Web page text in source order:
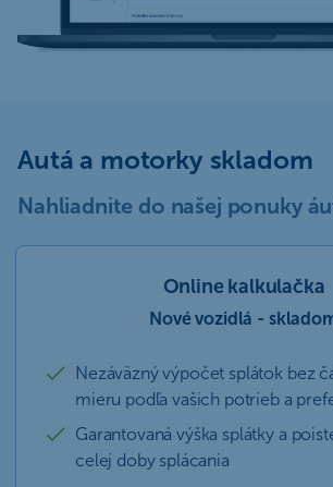
Autá a motorky skladom
Nahliadnite do našej ponuky
Online kalkulačka
Nové vozidlá -
Nezáväzný výpočet splátok bez
mieru podľa vašich potrieb a
Garantovaná výška splátky a
celej doby splácania